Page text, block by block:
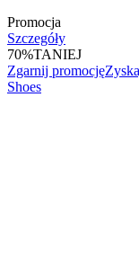
Promocja
Szczegóły
70%TANIEJ
Zgarnij promocję
Shoes